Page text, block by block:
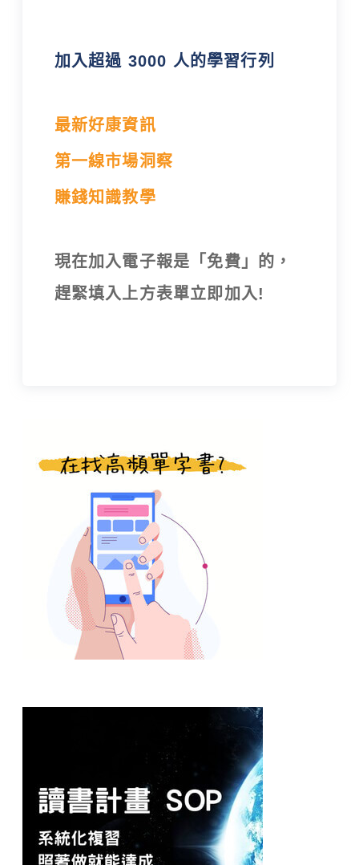
加入超過 3000 人的學習行列
最新好康資訊
第一線市場洞察
賺錢知識教學
現在加入電子報是「免費」的，
趕緊填入上方表單立即加入!